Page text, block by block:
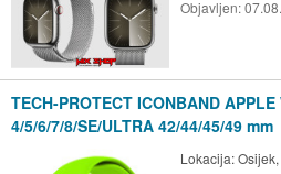
Objavljen:
TECH-PROTECT ICONBAND APPLE
4/5/6/7/8/SE/ULTRA 42/44/45/49 mm
Lokacija: